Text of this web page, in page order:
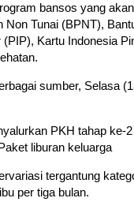
bansos yang
Non Tunai (BPNT),
(PIP), Kartu Indonesia
sumber, Selasa
PKH tahap ke-
liburan keluarga
tergantung
per tiga bulan.